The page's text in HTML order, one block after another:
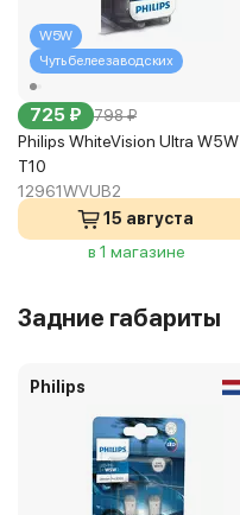
W5W
Чуть белее заводских
725 ₽ 798 ₽
Philips WhiteVision Ultra W5W
T10
12961WVUB2
15 августа
в 1 магазине
Задние габариты
Philips